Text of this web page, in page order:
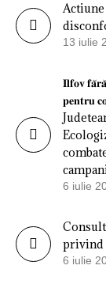
13 iulie
𝐈𝐥𝐟𝐨𝐯
𝐩𝐞𝐧𝐭𝐫𝐮
6 iulie
privind
6 iulie